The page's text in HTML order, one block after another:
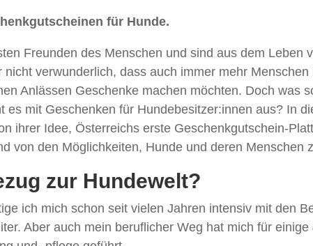
für Hunde.
Freunden des Menschen und sind aus dem Leben
verwunderlich, dass auch immer mehr Menschen
Anlässen Geschenke machen möchten. Doch was
es mit Geschenken für Hundebesitzer:innen aus? In
ihrer Idee, Österreichs erste Geschenkgutschein-
von den Möglichkeiten, Hunde und deren Menschen
zur Hundewelt?
ich mich schon seit vielen Jahren intensiv mit den
Aber auch mein beruflicher Weg hat mich für einige